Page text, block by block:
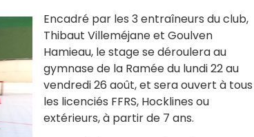
Encadré par les 3 entraîneurs du club,
Thibaut Villeméjane et Goulven
Hamieau, le stage se déroulera au
gymnase de la Ramée du lundi 22 au
vendredi 26 août, et sera ouvert à tous
les licenciés FFRS, Hocklines ou
extérieurs, à partir de 7 ans.